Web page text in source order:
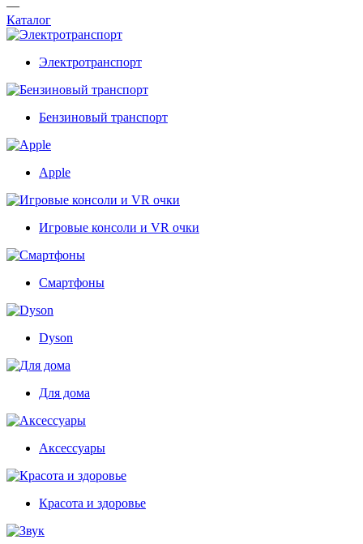
—
Каталог
Электротранспорт
Бензиновый транспорт
Apple
Игровые консоли и VR очки
Смартфоны
Dyson
Для дома
Аксессуары
Красота и здоровье